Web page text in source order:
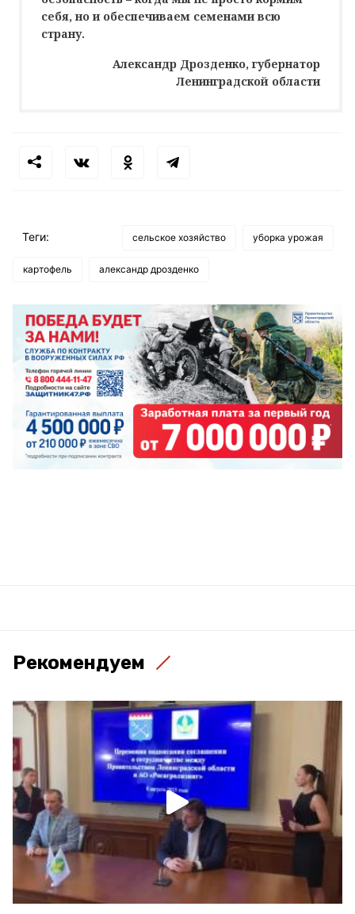
себя, но и обеспечиваем семенами всю
страну.
Александр Дрозденко, губернатор
Ленинградской области
Теги: сельское хозяйство уборка урожая
картофель александр дрозденко
Рекомендуем